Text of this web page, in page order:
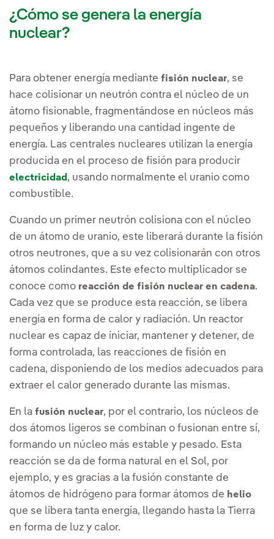
¿Cómo se genera la energía
nuclear?
Para obtener energía mediante fisión nuclear, se
hace colisionar un neutrón contra el núcleo de un
átomo fisionable, fragmentándose en núcleos más
pequeños y liberando una cantidad ingente de
energía. Las centrales nucleares utilizan la energía
producida en el proceso de fisión para producir
electricidad , usando normalmente el uranio como
combustible.
Cuando un primer neutrón colisiona con el núcleo
de un átomo de uranio, este liberará durante la fisión
otros neutrones, que a su vez colisionarán con otros
átomos colindantes. Este efecto multiplicador se
conoce como reacción de fisión nuclear en cadena.
Cada vez que se produce esta reacción, se libera
energía en forma de calor y radiación. Un reactor
nuclear es capaz de iniciar, mantener y detener, de
forma controlada, las reacciones de fisión en
cadena, disponiendo de los medios adecuados para
extraer el calor generado durante las mismas.
En la fusión nuclear, por el contrario, los núcleos de
dos átomos ligeros se combinan o fusionan entre sí,
formando un núcleo más estable y pesado. Esta
reacción se da de forma natural en el Sol, por
ejemplo, y es gracias a la fusión constante de
átomos de hidrógeno para formar átomos de helio
que se libera tanta energía, llegando hasta la Tierra
en forma de luz y calor.